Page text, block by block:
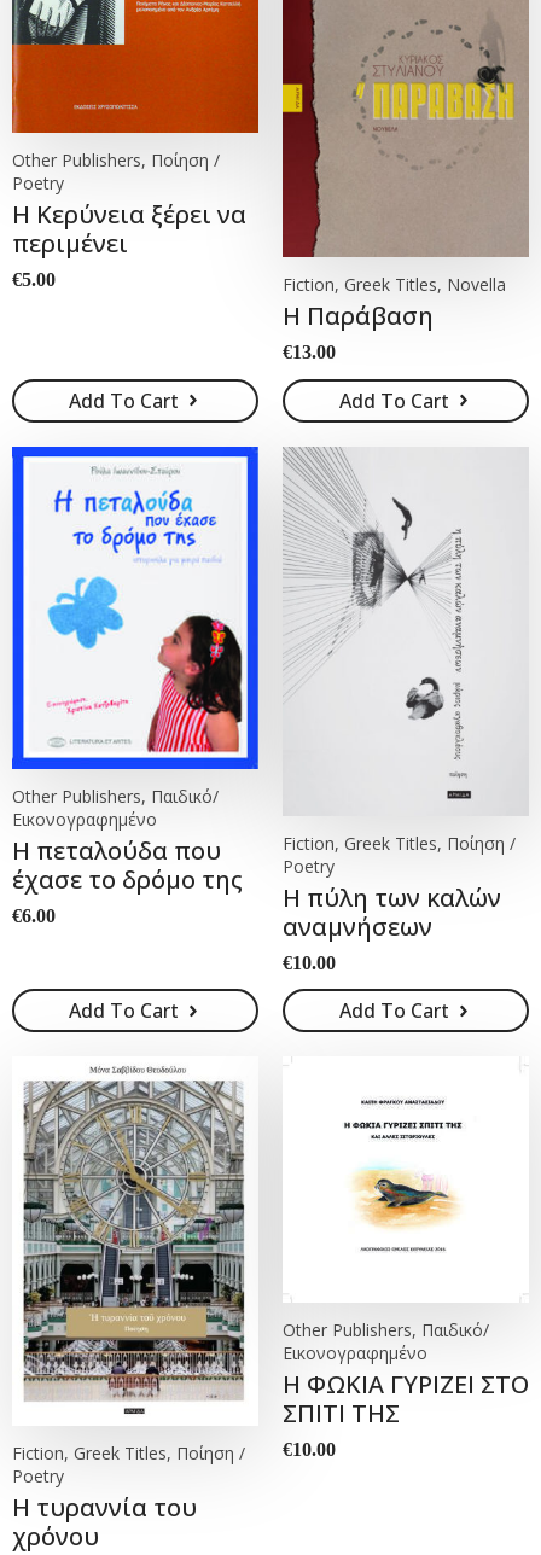
Other Publishers, Ποίηση /
Poetry
Η Κερύνεια ξέρει να
περιμένει
€5.00
Add To Cart
Fiction, Greek Titles, Novella
Η Παράβαση
€13.00
Add To Cart
Other Publishers, Παιδικό/
Εικονογραφημένο
Η πεταλούδα που
έχασε το δρόμο της
€6.00
Add To Cart
Fiction, Greek Titles, Ποίηση /
Poetry
Η πύλη των καλών
αναμνήσεων
€10.00
Add To Cart
Fiction, Greek Titles, Ποίηση /
Poetry
Η τυραννία του
χρόνου
Other Publishers, Παιδικό/
Εικονογραφημένο
Η ΦΩΚΙΑ ΓΥΡΙΖΕΙ ΣΤΟ
ΣΠΙΤΙ ΤΗΣ
€10.00